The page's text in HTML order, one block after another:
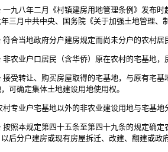
八年二月《村镇建房用地管理条例》发布时
三月中共中央、国务院《关于加强土地管理、
当地政府分户建房规定而尚未分户的农村居
业户口居民（含华侨）原在农村的宅基地，
转让、购买房屋取得的宅基地，与原有宅基
可确定集体土地建设用地使用权。
业户宅基地以外的非农业建设用地与宅基地
本规定第四十五条至第四十九条的规定确定
后分户建房或现有房屋拆迁、改建、翻建或政